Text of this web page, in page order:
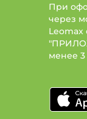
При
через
Leomax
менее